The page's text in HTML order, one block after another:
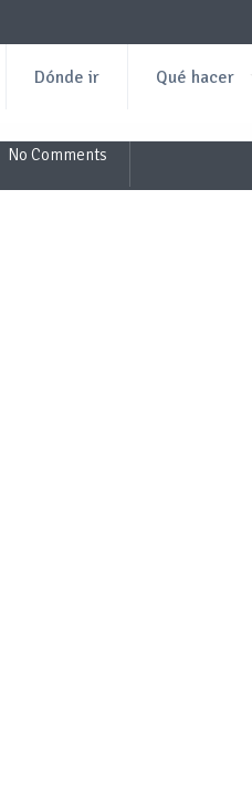
Dónde ir Qué hacer
No Comments